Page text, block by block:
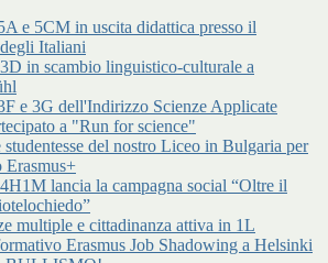
e 5CM in uscita didattica presso il
Italiani
in scambio linguistico-culturale a
e 3G dell'Indirizzo Scienze Applicate
a "Run for science"
studentesse del nostro Liceo in Bulgaria per
Erasmus+
lancia la campagna social “Oltre il
multiple e cittadinanza attiva in 1L
Erasmus Job Shadowing a Helsinki